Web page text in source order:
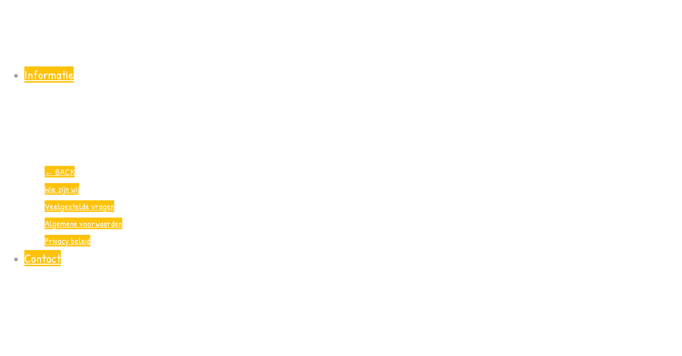
Informatie
← BACK
Wie zijn wij
Veelgestelde vragen
Algemene voorwaarden
Privacy beleid
Contact